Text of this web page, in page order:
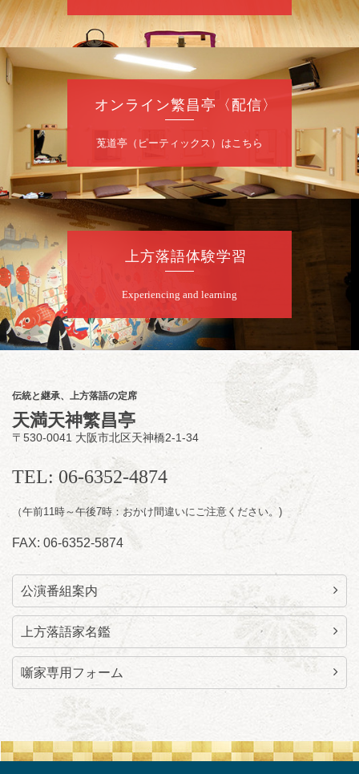
桂九寿玉／桂弥太郎／桂かい枝※／けんたと
ももえ（音曲漫才）※／笑福亭三喬／桂米二
～仲入～桂咲之輔／林家染団治／渡辺あきら
（ジャグリング）／笑福亭松枝（※…配信は
ございません）
★菟道亭配信あり
夜
8月10日（月）
桂慶治朗 月例奮闘落語会 八月席
桂慶治朗「鉄砲勇助」「植木屋娘」ほか一席
／桂弥壱「開口一番」
前売2,000円 当日2,500円
お問合せ：慶治朗落語会事務局 090-8126-
2020
★菟道亭配信あり
配信の
購入はこちらをクリック
8月11日（火）
昼席：番組案内
桂九寿玉／桂弥太郎／桂かい枝※／けんたと
ももえ（音曲漫才）※／笑福亭三喬／桂米平
～仲入～桂咲之輔／林家染団治／キタノ大地
（マジック）／笑福亭松枝（※…配信はござ
★菟道亭 配信あり
オンライン繁昌亭〈配信〉
莵道亭（ピーティックス）はこちら
上方落語体験学習
Experiencing and learning
伝統と継承、上方落語の定席
天満天神繁昌亭
〒530-0041 大阪市北区天神橋2-1-34
TEL: 06-6352-4874
（午前11時～午後7時：おかけ間違いにご注意ください。)
FAX: 06-6352-5874
公演番組案内
上方落語家名鑑
噺家専用フォーム